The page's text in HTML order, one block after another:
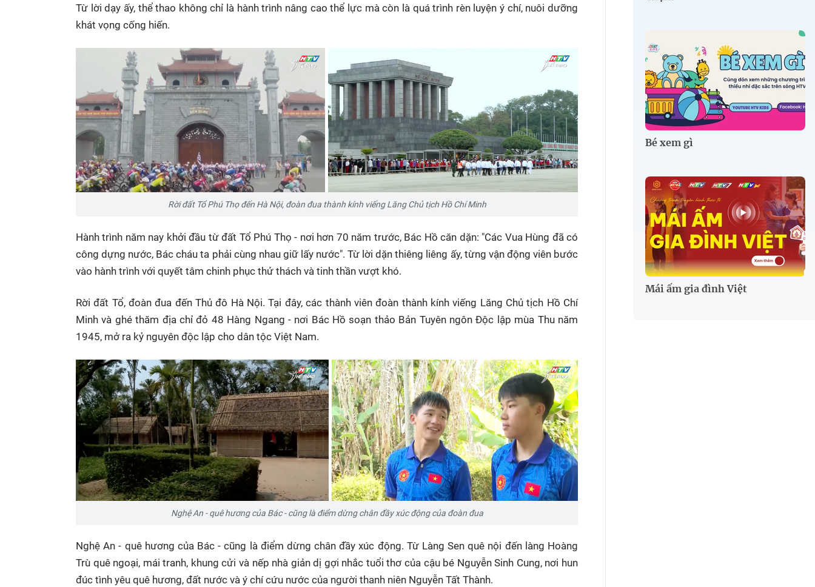
Từ lời dạy ấy, thể thao không chỉ là hành trình nâng cao thể lực mà còn là quá trình rèn luyện ý chí, nuôi dưỡng
khát vọng cống hiến.
Rời đất Tổ Phú Thọ đến Hà Nội, đoàn đua thành kính viếng Lăng Chủ tịch Hồ Chí Minh
Hành trình năm nay khởi đầu từ đất Tổ Phú Thọ - nơi hơn 70 năm trước, Bác Hồ căn dặn: "Các Vua Hùng đã có
công dựng nước, Bác cháu ta phải cùng nhau giữ lấy nước". Từ lời dặn thiêng liêng ấy, từng vận động viên bước
vào hành trình với quyết tâm chinh phục thử thách và tinh thần vượt khó.
Rời đất Tổ, đoàn đua đến Thủ đô Hà Nội. Tại đây, các thành viên đoàn thành kính viếng Lăng Chủ tịch Hồ Chí
Minh và ghé thăm địa chỉ đỏ 48 Hàng Ngang - nơi Bác Hồ soạn thảo Bản Tuyên ngôn Độc lập mùa Thu năm
1945, mở ra kỷ nguyên độc lập cho dân tộc Việt Nam.
Nghệ An - quê hương của Bác - cũng là điểm dừng chân đầy xúc động của đoàn đua
Nghệ An - quê hương của Bác - cũng là điểm dừng chân đầy xúc động. Từ Làng Sen quê nội đến làng Hoàng
Trù quê ngoại, mái tranh, khung cửi và nếp nhà giản dị gợi nhắc tuổi thơ của cậu bé Nguyễn Sinh Cung, nơi hun
đúc tình yêu quê hương, đất nước và ý chí cứu nước của người thanh niên Nguyễn Tất Thành.
Bé xem gì
Mái ấm gia đình Việt